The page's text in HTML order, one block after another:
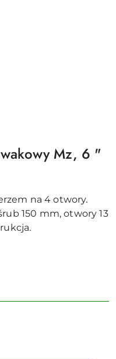
Mz, 6 "
na 4 otwory.
150 mm, otwory 13